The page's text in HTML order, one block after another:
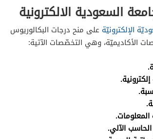
السعودية الالكترونية
الإلكترونيّة على منح درجات البكالوريوس
الأكاديميّة، وهي التخصّصات الآتية:
الآلي.